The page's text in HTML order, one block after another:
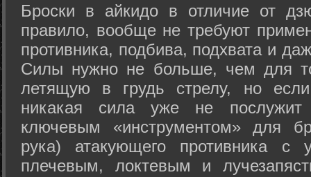
Броски в айкидо в отличие от
правило, вообще не требуют
противника, подбива, подхвата и
Силы нужно не больше, чем для
летящую в грудь стрелу, но
никакая сила уже не
ключевым «инструментом» для
рука) атакующего противника с
плечевым, локтевым и